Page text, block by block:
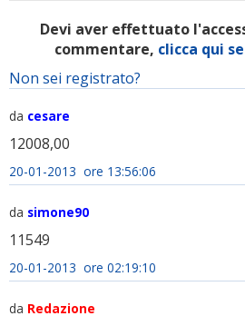
Devi aver effettuato
commentare, clicca qui
Non sei registrato?
da cesare
12008,00
20-01-2013 ore 13:56:06
da simone90
11549
20-01-2013 ore 02:19:10
da Redazione